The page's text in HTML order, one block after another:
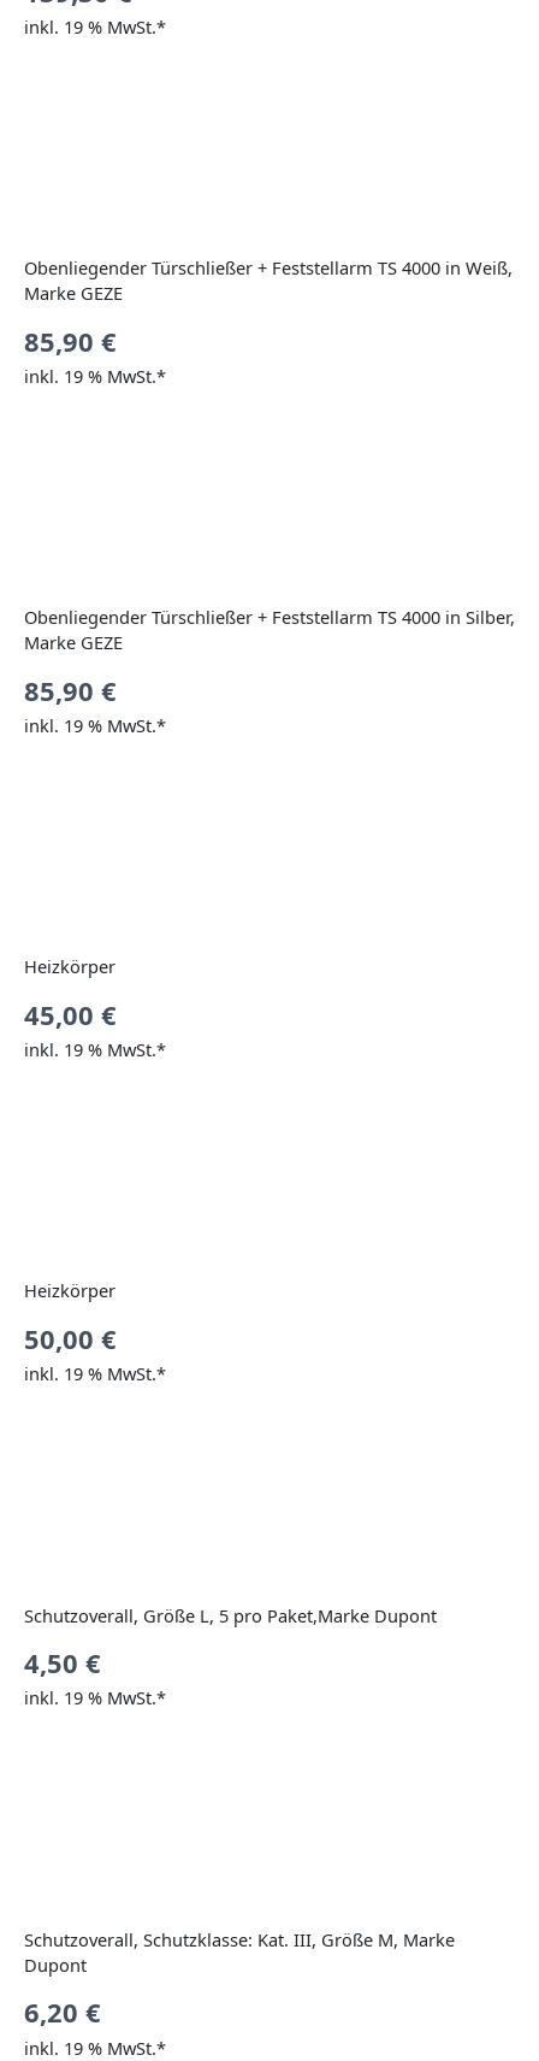
inkl. 19 % MwSt.*
Obenliegender Türschließer + Feststellarm TS 4000 in Weiß,
Marke GEZE
85,90 €
inkl. 19 % MwSt.*
Obenliegender Türschließer + Feststellarm TS 4000 in Silber,
Marke GEZE
85,90 €
inkl. 19 % MwSt.*
Heizkörper
45,00 €
inkl. 19 % MwSt.*
Heizkörper
50,00 €
inkl. 19 % MwSt.*
Schutzoverall, Größe L, 5 pro Paket,Marke Dupont
4,50 €
inkl. 19 % MwSt.*
Schutzoverall, Schutzklasse: Kat. III, Größe M, Marke
Dupont
6,20 €
inkl. 19 % MwSt.*